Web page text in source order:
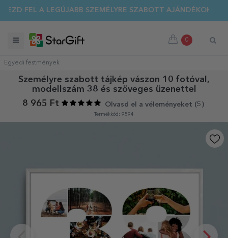
FEL A LEGÚJABB SZEMÉLYRE SZABOTT AJÁNDÉKOKAT!
0
Egyedi festmények
Személyre szabott tájkép vászon 10 fotóval,
modellszám 38 és szöveges üzenettel
8 965 Ft
Olvasd el a véleményeket (5 )
Termékkód: 9594